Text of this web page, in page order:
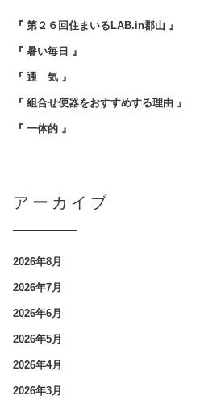
『 第２６回住まいるLAB.in郡山 』
『 暑い毎日 』
『 通 気 』
『 組合せ便器をおすすめする理由 』
『 一体的 』
アーカイブ
2026年8月
2026年7月
2026年6月
2026年5月
2026年4月
2026年3月